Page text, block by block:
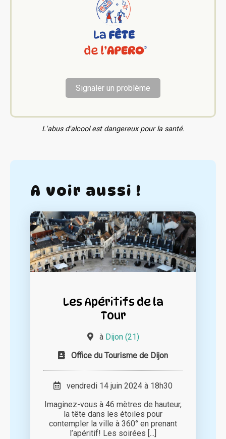
Signaler un problème
L'abus d'alcool est dangereux pour la santé.
A voir aussi !
Les Apéritifs de la
Tour
à Dijon (21)
Office du Tourisme de Dijon
vendredi 14 juin 2024 à 18h30
Imaginez-vous à 46 mètres de hauteur,
la tête dans les étoiles pour
contempler la ville à 360° en prenant
l’apéritif! Les soirées [...]